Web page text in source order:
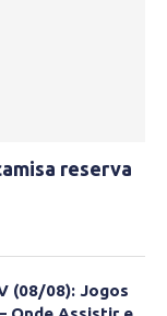
reserva
(08/08): Jogos